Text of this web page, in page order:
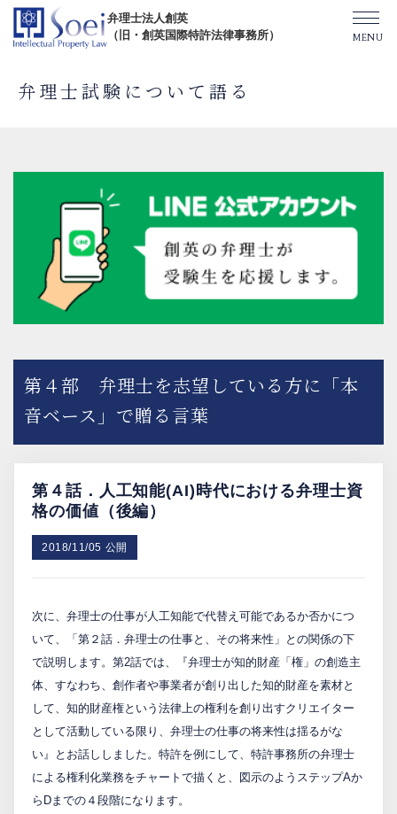
弁理士法人創英
（旧・創英国際特許法律事務所）
オフィス一覧
弁理士紹介
TOPICS/出版物/セミナー
SHIP（米国直接出願）
PCTnavi
Blog
創英設樂法律事務所
お問い合わせ
日本語 English
弁理士試験について語る
第４部 弁理士を志望している方に「本
音ベース」で贈る言葉
第４話．人工知能(AI)時代における弁理士資
格の価値（後編）
2018/11/05 公開
次に、弁理士の仕事が人工知能で代替え可能であるか否かにつ
いて、「第２話．弁理士の仕事と、その将来性」との関係の下
で説明します。第2話では、『弁理士が知的財産「権」の創造主
体、すなわち、創作者や事業者が創り出した知的財産を素材と
して、知的財産権という法律上の権利を創り出すクリエイター
として活動している限り、弁理士の仕事の将来性は揺るがな
い』とお話ししました。特許を例にして、特許事務所の弁理士
による権利化業務をチャートで描くと、図示のようステップAか
らDまでの４段階になります。